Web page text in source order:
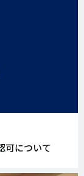
可について